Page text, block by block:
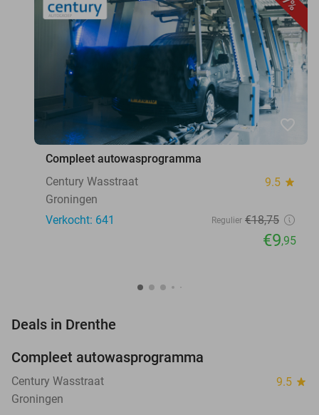
favorite_border
Compleet autowasprogramma
Century Wasstraat
9.5 star
Groningen
Verkocht: 641
Regulier €18,75
€9,95
Deals in Drenthe
Compleet autowasprogramma
Century Wasstraat 9.5 star
Groningen